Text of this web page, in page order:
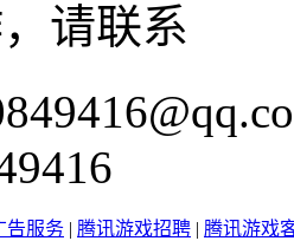
请联系
告服务 | 腾讯游戏招聘 | 腾讯游戏